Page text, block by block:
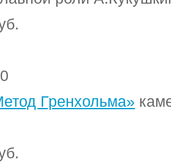
Гренхольма»